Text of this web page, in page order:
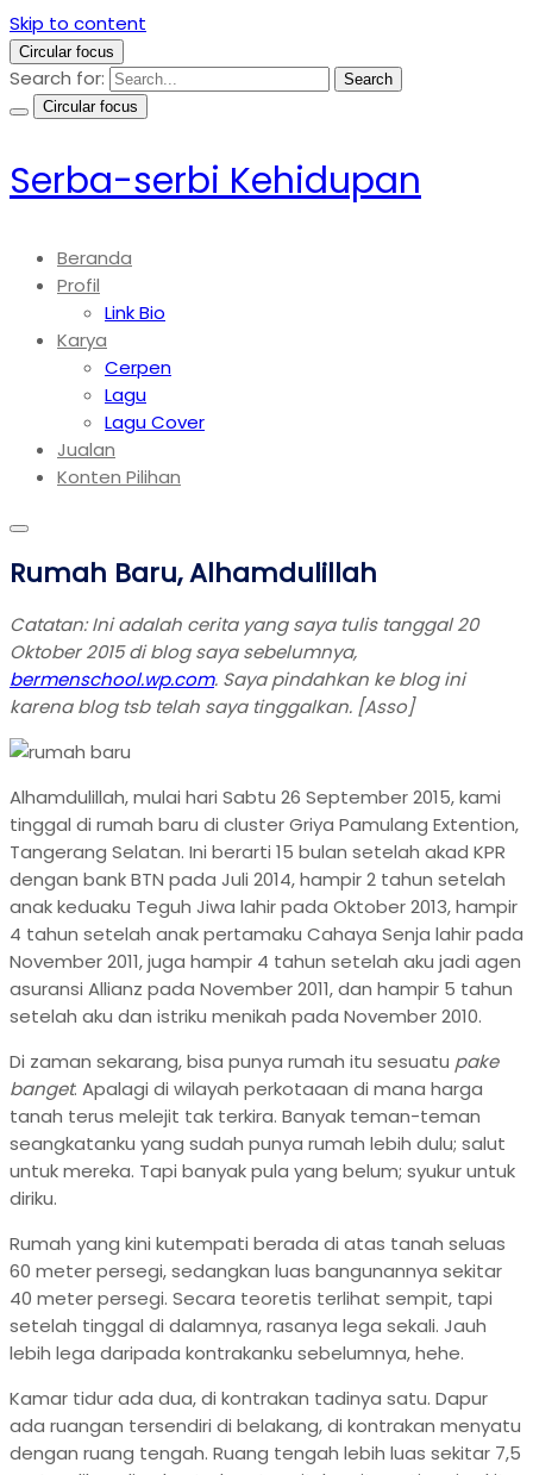
Skip to content
Circular focus
Search for:
Search
Circular focus
Serba-serbi Kehidupan
Beranda
Profil
Link Bio
Karya
Cerpen
Lagu
Lagu Cover
Jualan
Konten Pilihan
Rumah Baru, Alhamdulillah
Catatan: Ini adalah cerita yang saya tulis tanggal 20
Oktober 2015 di blog saya sebelumnya,
bermenschool.wp.com. Saya pindahkan ke blog ini
karena blog tsb telah saya tinggalkan. [Asso]
Alhamdulillah, mulai hari Sabtu 26 September 2015, kami
tinggal di rumah baru di cluster Griya Pamulang Extention,
Tangerang Selatan. Ini berarti 15 bulan setelah akad KPR
dengan bank BTN pada Juli 2014, hampir 2 tahun setelah
anak keduaku Teguh Jiwa lahir pada Oktober 2013, hampir
4 tahun setelah anak pertamaku Cahaya Senja lahir pada
November 2011, juga hampir 4 tahun setelah aku jadi agen
asuransi Allianz pada November 2011, dan hampir 5 tahun
setelah aku dan istriku menikah pada November 2010.
Di zaman sekarang, bisa punya rumah itu sesuatu pake
banget. Apalagi di wilayah perkotaaan di mana harga
tanah terus melejit tak terkira. Banyak teman-teman
seangkatanku yang sudah punya rumah lebih dulu; salut
untuk mereka. Tapi banyak pula yang belum; syukur untuk
diriku.
Rumah yang kini kutempati berada di atas tanah seluas
60 meter persegi, sedangkan luas bangunannya sekitar
40 meter persegi. Secara teoretis terlihat sempit, tapi
setelah tinggal di dalamnya, rasanya lega sekali. Jauh
lebih lega daripada kontrakanku sebelumnya, hehe.
Kamar tidur ada dua, di kontrakan tadinya satu. Dapur
ada ruangan tersendiri di belakang, di kontrakan menyatu
dengan ruang tengah. Ruang tengah lebih luas sekitar 7,5